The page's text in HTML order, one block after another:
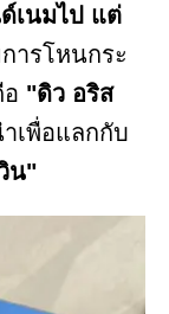
เนมไป แต่
ารโหนกระ
"ดิว อริส
เพื่อแลกกับ
น"